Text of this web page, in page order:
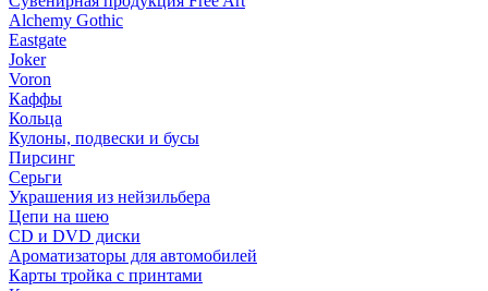
Alchemy Gothic
Eastgate
Joker
Voron
Каффы
Кольца
Кулоны, подвески и бусы
Пирсинг
Серьги
Украшения из нейзильбера
Цепи на шею
CD и DVD диски
Ароматизаторы для автомобилей
Карты тройка с принтами